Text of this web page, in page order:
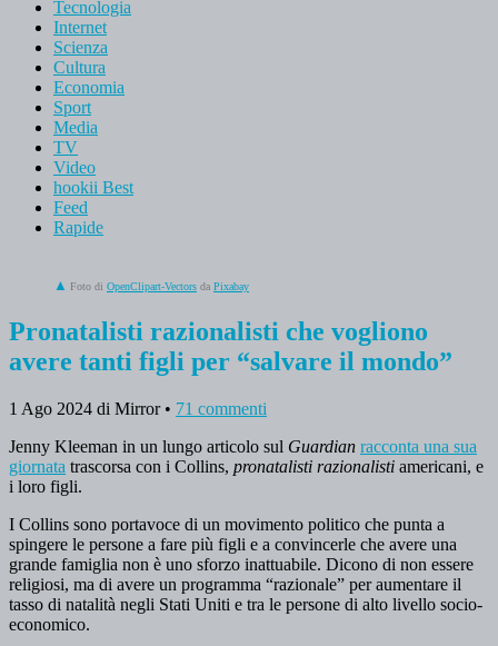
Tecnologia
Internet
Scienza
Cultura
Economia
Sport
Media
TV
Video
hookii Best
Feed
Rapide
Foto di OpenClipart-Vectors da Pixabay
Pronatalisti razionalisti che vogliono
avere tanti figli per “salvare il mondo”
1 Ago 2024 di Mirror• 71 commenti
Jenny Kleeman in un lungo articolo sul Guardian racconta una sua
giornata trascorsa con i Collins, pronatalisti razionalisti americani, e
i loro figli.
I Collins sono portavoce di un movimento politico che punta a
spingere le persone a fare più figli e a convincerle che avere una
grande famiglia non è uno sforzo inattuabile. Dicono di non essere
religiosi, ma di avere un programma “razionale” per aumentare il
tasso di natalità negli Stati Uniti e tra le persone di alto livello socio-
economico.